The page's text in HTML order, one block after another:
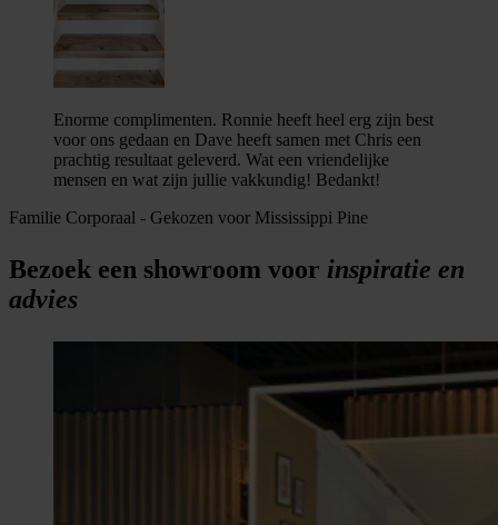
Enorme complimenten. Ronnie heeft heel erg zijn best
voor ons gedaan en Dave heeft samen met Chris een
prachtig resultaat geleverd. Wat een vriendelijke
mensen en wat zijn jullie vakkundig! Bedankt!
Familie Corporaal - Gekozen voor Mississippi Pine
Bezoek een showroom voor inspiratie en
advies